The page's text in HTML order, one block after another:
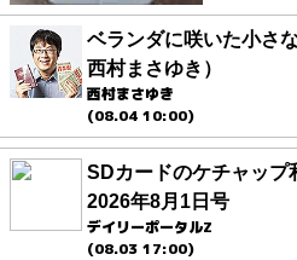
ベランダに咲いた小さ
西村まさゆき）
西村まさゆき
(08.04 10:00)
SDカードのケチャップ
2026年8月1日号
デイリーポータルZ
(08.03 17:00)